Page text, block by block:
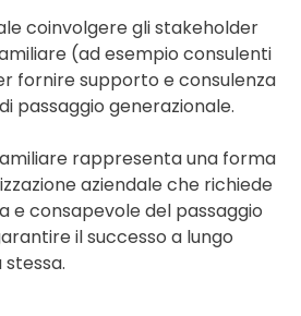
coinvolgere gli stakeholder
(ad esempio consulenti
fornire supporto e consulenza
passaggio generazionale.
rappresenta una forma
aziendale che richiede
e consapevole del passaggio
il successo a lungo